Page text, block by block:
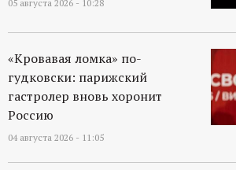
05 августа 2026 - 10:28
«Кровавая ломка» по-
гудковски: парижский
гастролер вновь хоронит
Россию
04 августа 2026 - 11:05